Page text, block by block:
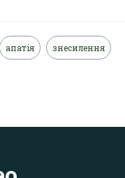
апатія знесилення